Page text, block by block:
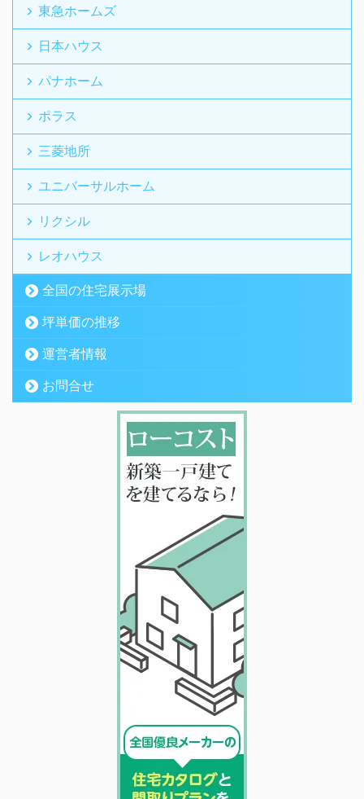
東急ホームズ
日本ハウス
パナホーム
ポラス
三菱地所
ユニバーサルホーム
リクシル
レオハウス
全国の住宅展示場
坪単価の推移
運営者情報
お問合せ